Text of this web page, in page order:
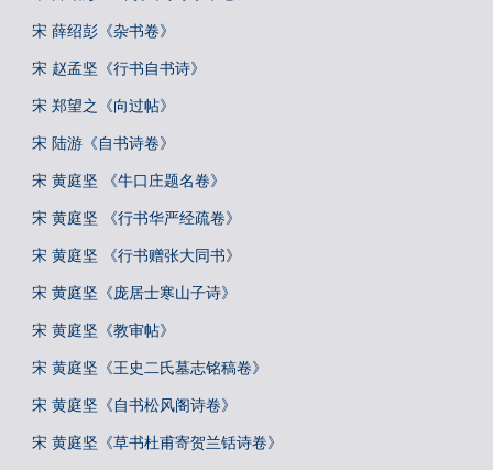
宋 薛绍彭《杂书卷》
宋 赵孟坚《行书自书诗》
宋 郑望之《向过帖》
宋 陆游《自书诗卷》
宋 黄庭坚 《牛口庄题名卷》
宋 黄庭坚 《行书华严经疏卷》
宋 黄庭坚 《行书赠张大同书》
宋 黄庭坚《庞居士寒山子诗》
宋 黄庭坚《教审帖》
宋 黄庭坚《王史二氏墓志铭稿卷》
宋 黄庭坚《自书松风阁诗卷》
宋 黄庭坚《草书杜甫寄贺兰铦诗卷》